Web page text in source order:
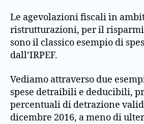
Le agevolazioni fiscali in
ristrutturazioni, per il
sono il classico esempio di
dall’IRPEF.
Vediamo attraverso due
spese detraibili e deducibili,
percentuali di detrazione
dicembre 2016, a meno di